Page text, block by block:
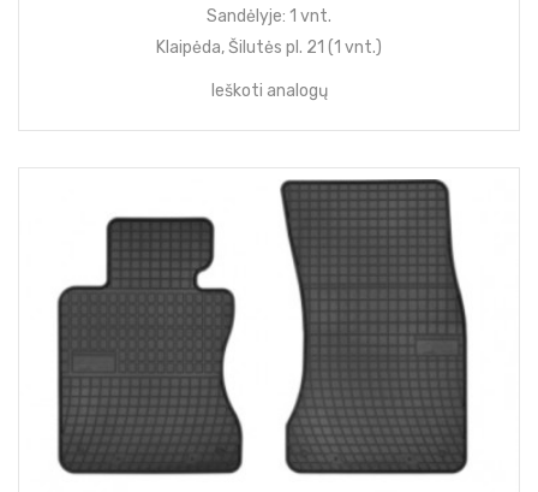
Sandėlyje: 1 vnt.
Klaipėda, Šilutės pl. 21 (1 vnt.)
Ieškoti analogų